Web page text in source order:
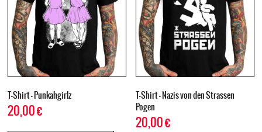
T-Shirt – Punkahgirlz
20,00€
T-Shirt – Nazis von den Strassen
Pogen
20,00€